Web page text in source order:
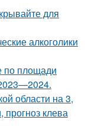
для
алкоголики
по площади
области на 3,
клева